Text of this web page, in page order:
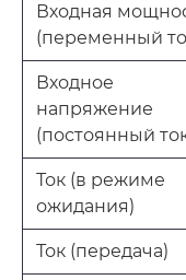
Входная
(переменный
Входное
напряжение
(постоянный
Ток (в режиме
ожидания)
Ток (передача)